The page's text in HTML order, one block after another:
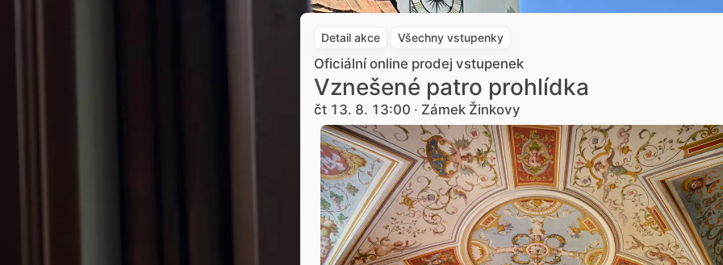
Detail akce Všechny vstupenky
Oficiální online prodej vstupenek
Vznešené patro prohlídka
čt 13. 8. 13:00 · Zámek Žinkovy